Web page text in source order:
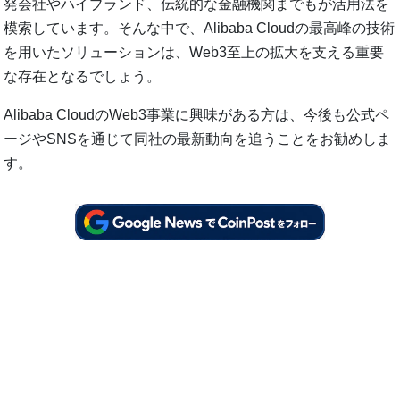
発会社やハイブランド、伝統的な金融機関までもが活用法を
模索しています。そんな中で、Alibaba Cloudの最高峰の技術
を用いたソリューションは、Web3至上の拡大を支える重要
な存在となるでしょう。
Alibaba CloudのWeb3事業に興味がある方は、今後も公式ペ
ージやSNSを通じて同社の最新動向を追うことをお勧めしま
す。